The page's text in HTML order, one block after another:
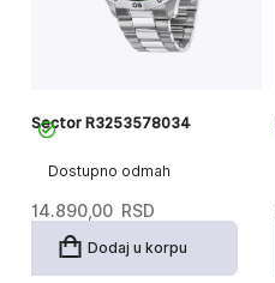
Dostupno odmah
Sector R3253578034
14.890,00 RSD
Dodaj u korpu